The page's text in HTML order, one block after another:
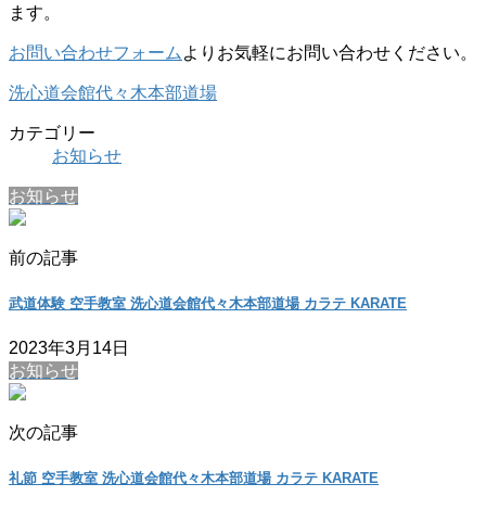
ます。
お問い合わせフォーム よりお気軽にお問い合わせください。
洗心道会館代々木本部道場
カテゴリー
お知らせ
お知らせ
前の記事
武道体験 空手教室 洗心道会館代々木本部道場 カラテ KARATE
2023年3月14日
お知らせ
次の記事
礼節 空手教室 洗心道会館代々木本部道場 カラテ KARATE